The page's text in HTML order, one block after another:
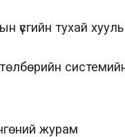
үсгийн тухай хууль
журам